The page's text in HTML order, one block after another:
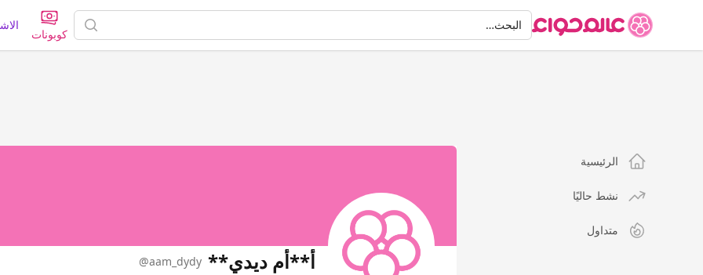
البحثالبحث…
كوبونات
الرئيسية
نشط حاليًا
متداول
أ**أم ديدي** @aam_dydy